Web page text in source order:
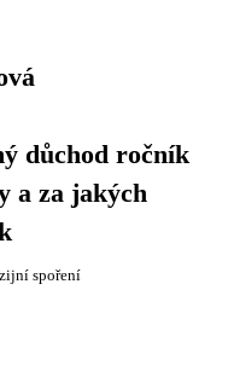
důchod ročník
a za jakých
spoření